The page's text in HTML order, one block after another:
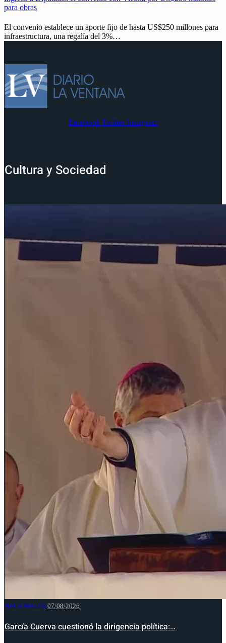
para obras
El convenio establece un aporte fijo de hasta US$250 millones para
infraestructura, una regalía del 3%…
Facebook Twitter Instagram
Cultura y Sociedad
NACIONALES 07/08/2026
García Cuerva cuestionó la dirigencia política:…